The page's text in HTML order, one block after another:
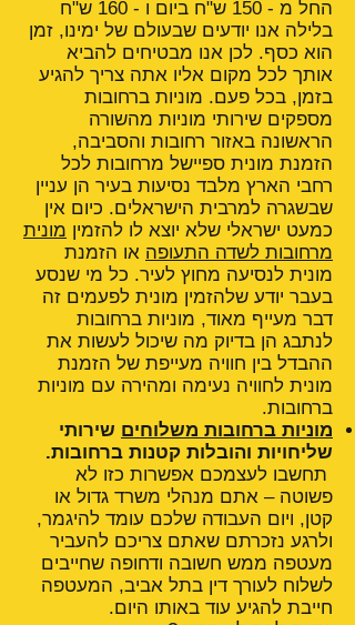
החל מ - 150 ש"ח ביום ו - 160 ש"ח
בלילה אנו יודעים שבעולם של ימינו, זמן
הוא כסף. לכן אנו מבטיחים להביא
אותך לכל מקום אליו אתה צריך להגיע
בזמן, בכל פעם. מוניות ברחובות
מספקים שירותי מוניות מהשורה
הראשונה באזור רחובות והסביבה,
הזמנת מונית ספיישל מרחובות לכל
רחבי הארץ מלבד נסיעות בעיר הן עניין
שבשגרה למרבית הישראלים. כיום אין
כמעט ישראלי שלא יוצא לו להזמין מונית
מרחובות לשדה התעופה או הזמנת
מונית לנסיעה מחוץ לעיר. כל מי שנסע
בעבר יודע שלהזמין מונית לפעמים זה
דבר מעייף מאוד, מוניות ברחובות
לנתבג הן בדיוק מה שיכול לעשות את
ההבדל בין חוויה מעייפת של הזמנת
מונית לחוויה נעימה ומהירה עם מוניות
ברחובות.
מוניות ברחובות משלוחים שירותי
שליחויות והובלות קטנות ברחובות.
תחשבו לעצמכם אפשרות כזו לא
פשוטה – אתם מנהלי משרד גדול או
קטן, ויום העבודה שלכם עומד להיגמר,
ולרגע נזכרתם שאתם צריכם להעביר
מעטפה ממש חשובה ודחופה שחייבים
לשלוח לעורך דין בתל אביב, המעטפה
חייבת להגיע עוד באותו היום.